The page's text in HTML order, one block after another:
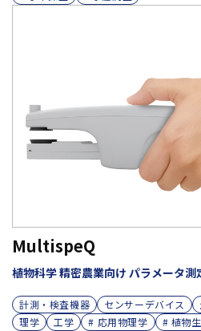
MultispeQ
植物科学 精密農業向け パラメータ測
計測・検査機器 センサーデバイス
理学
工学 # 応用物理学
# 植物